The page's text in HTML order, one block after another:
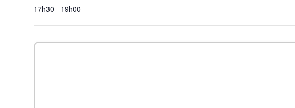
17h30 - 19h00